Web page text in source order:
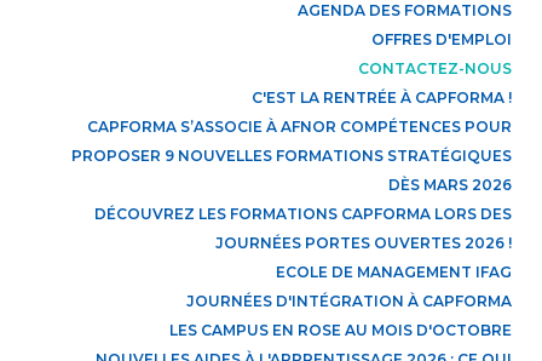
AGENDA DES FORMATIONS
OFFRES D'EMPLOI
CONTACTEZ-NOUS
C'EST LA RENTRÉE À CAPFORMA !
CAPFORMA S’ASSOCIE À AFNOR COMPÉTENCES POUR
PROPOSER 9 NOUVELLES FORMATIONS STRATÉGIQUES
DÈS MARS 2026
DÉCOUVREZ LES FORMATIONS CAPFORMA LORS DES
JOURNÉES PORTES OUVERTES 2026 !
ECOLE DE MANAGEMENT IFAG
JOURNÉES D'INTÉGRATION À CAPFORMA
LES CAMPUS EN ROSE AU MOIS D'OCTOBRE